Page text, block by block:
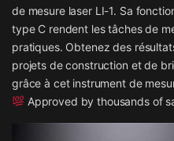
de mesure laser LI-1. Sa
type C rendent les tâches de
pratiques. Obtenez des
projets de construction et de
grâce à cet instrument de
Approved by thousands of